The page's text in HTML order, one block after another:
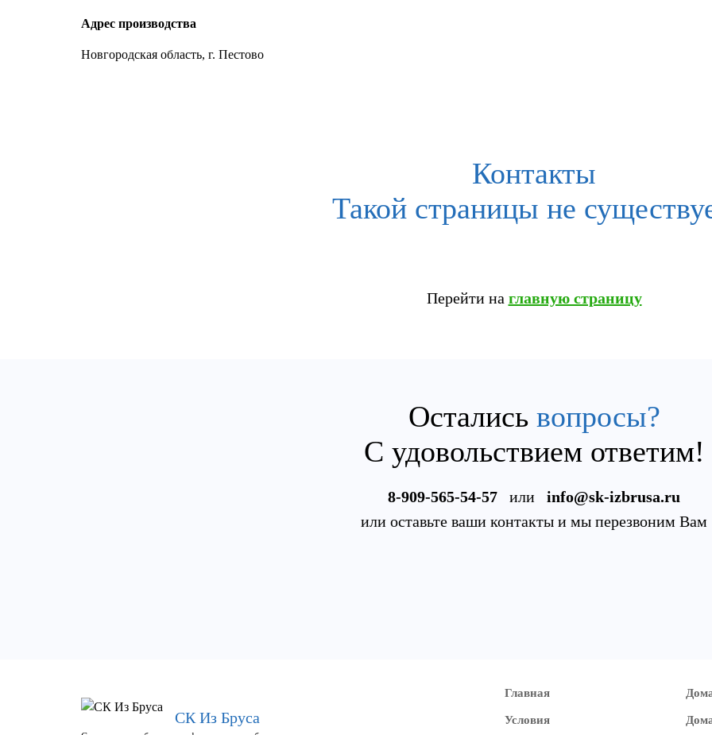
Адрес производства
Новгородская область, г. Пестово
Контакты
Такой страницы не
Перейти на главную страницу
Остались вопросы?
С удовольствием ответим!
8-909-565-54-57 или
info@sk-izbrusa.ru
или оставьте ваши контакты и мы перезвоним Вам
СК Из Бруса
Главная
Условия